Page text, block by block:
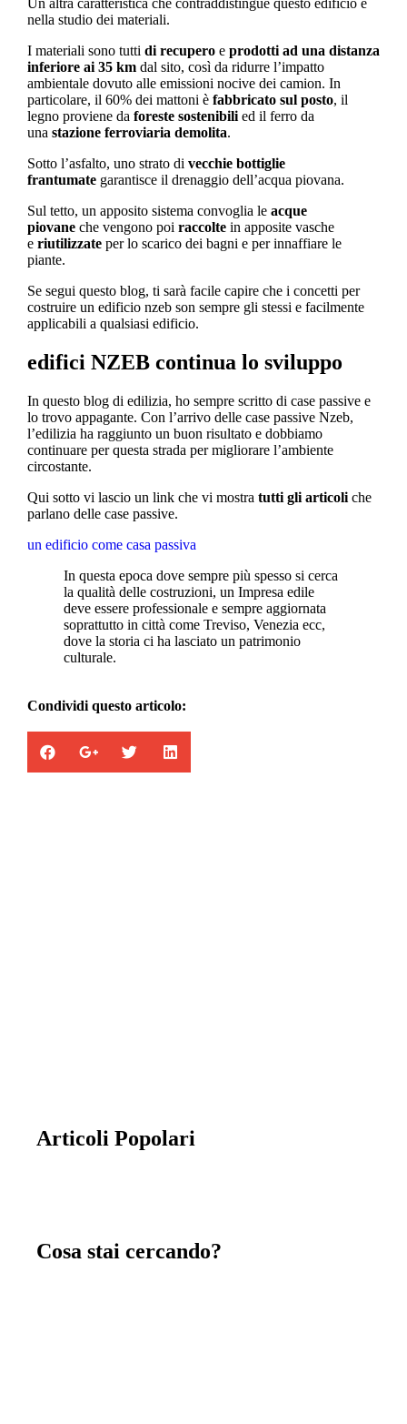
nella studio dei materiali.
I materiali sono tutti di recupero e prodotti ad una distanza
inferiore ai 35 km dal sito, così da ridurre l’impatto
ambientale dovuto alle emissioni nocive dei camion. In
particolare, il 60% dei mattoni è fabbricato sul posto, il
legno proviene da foreste sostenibili ed il ferro da
una stazione ferroviaria demolita.
Sotto l’asfalto, uno strato di vecchie bottiglie
frantumate garantisce il drenaggio dell’acqua piovana.
Sul tetto, un apposito sistema convoglia le acque
piovane che vengono poi raccolte in apposite vasche
e riutilizzate per lo scarico dei bagni e per innaffiare le
piante.
Se segui questo blog, ti sarà facile capire che i concetti per
costruire un edificio nzeb son sempre gli stessi e facilmente
applicabili a qualsiasi edificio.
edifici NZEB continua lo sviluppo
In questo blog di edilizia, ho sempre scritto di case passive e
lo trovo appagante. Con l’arrivo delle case passive Nzeb,
l’edilizia ha raggiunto un buon risultato e dobbiamo
continuare per questa strada per migliorare l’ambiente
circostante.
Qui sotto vi lascio un link che vi mostra tutti gli articoli che
parlano delle case passive.
un edificio come casa passiva
In questa epoca dove sempre più spesso si cerca
la qualità delle costruzioni, un Impresa edile
deve essere professionale e sempre aggiornata
soprattutto in città come Treviso, Venezia ecc,
dove la storia ci ha lasciato un patrimonio
culturale.
Condividi questo articolo:
Articoli Popolari
Cosa stai cercando?